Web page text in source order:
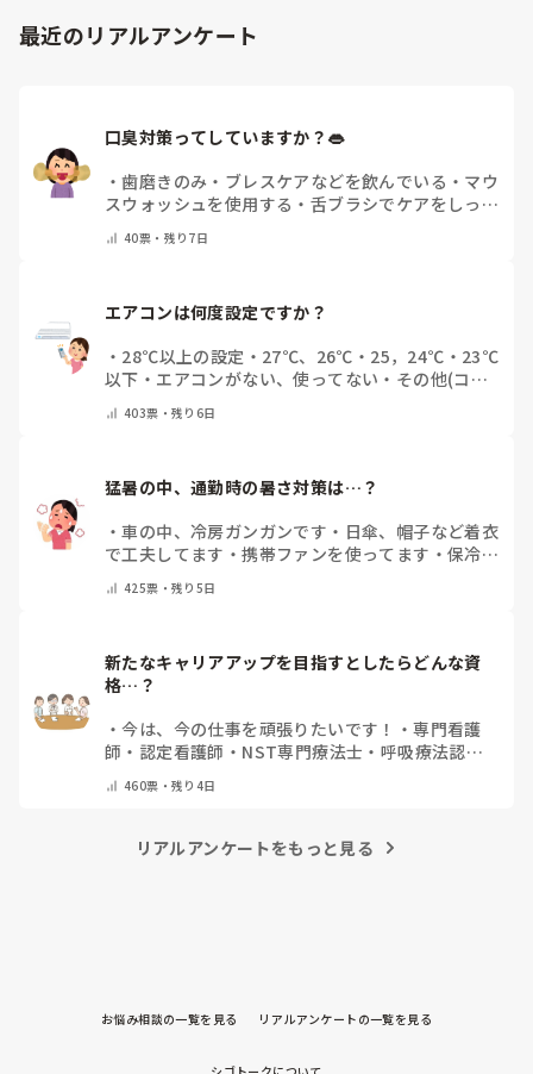
最近のリアルアンケート
口臭対策ってしていますか？👄
・歯磨きのみ ・ ブレスケアなどを飲んでいる ・ マウ
スウォッシュを使用する ・ 舌ブラシでケアをしっか
いない・その他（コメントで教えてください）
40票・ 残り7日
エアコンは何度設定ですか？
・ 28℃以上の設定 ・ 27℃、26℃ ・ 25，24℃ ・ 23℃
以下 ・ エアコンがない、使ってない ・ その他(コメ
403票・残り6日
猛暑の中、通勤時の暑さ対策は…？
・車の中、冷房ガンガンです ・ 日傘、帽子など着衣
で工夫してます ・携帯ファンを使ってます ・ 保冷剤
ん ・その他（コメントで教えて下さい）
425票・残り5日
新たなキャリアアップを目指すとしたらどんな資
格…？
・今は、今の仕事を頑張りたいです！ ・専門看護
師 ・ 認定看護師 ・ NST専門療法士 ・ 呼吸療法認定
内視鏡技師・その他(コメントで教えて下さい)
460票・残り4日
リアルアンケートをもっと見る
お悩み相談の一覧を見る リアルアンケートの一覧を見る